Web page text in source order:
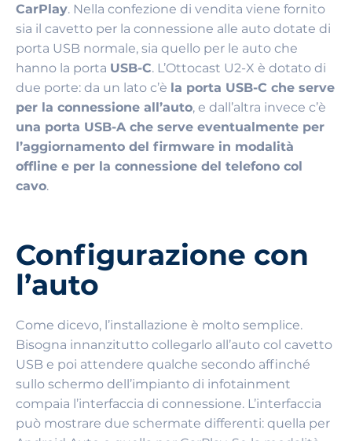
CarPlay. Nella confezione di vendita viene fornito
sia il cavetto per la connessione alle auto dotate di
porta USB normale, sia quello per le auto che
hanno la porta USB-C. L’Ottocast U2-X è dotato di
due porte: da un lato c’è la porta USB-C che serve
per la connessione all’auto, e dall’altra invece c’è
una porta USB-A che serve eventualmente per
l’aggiornamento del firmware in modalità
offline e per la connessione del telefono col
cavo.
Configurazione con
l’auto
Come dicevo, l’installazione è molto semplice.
Bisogna innanzitutto collegarlo all’auto col cavetto
USB e poi attendere qualche secondo affinché
sullo schermo dell’impianto di infotainment
compaia l’interfaccia di connessione. L’interfaccia
può mostrare due schermate differenti: quella per